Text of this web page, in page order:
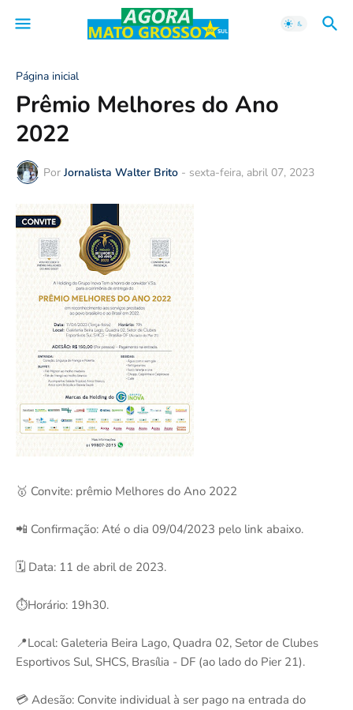
Página inicial
Prêmio Melhores do Ano
2022
Por Jornalista Walter Brito - sexta-feira, abril 07, 2023
🥇 Convite: prêmio Melhores do Ano 2022
📲 Confirmação: Até o dia 09/04/2023 pelo link abaixo.
🗓️ Data: 11 de abril de 2023.
⏱️Horário: 19h30.
📍Local: Galeteria Beira Lago, Quadra 02, Setor de Clubes
Esportivos Sul, SHCS, Brasília - DF (ao lado do Pier 21).
💳 Adesão: Convite individual à ser pago na entrada do